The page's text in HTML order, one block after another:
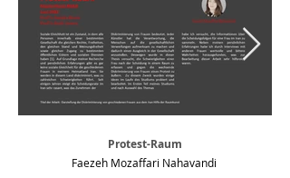
Protest-Raum
Faezeh Mozaffari Nahavandi